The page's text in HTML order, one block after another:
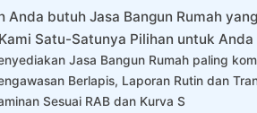
Anda butuh Jasa Bangun Rumah
Satu-Satunya Pilihan untuk Anda
Jasa Bangun Rumah paling
Berlapis, Laporan Rutin dan
Sesuai RAB dan Kurva S